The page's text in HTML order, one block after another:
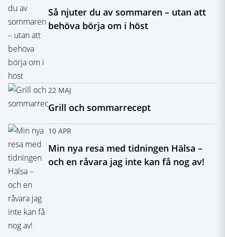
Så njuter du av sommaren – utan att
behöva börja om i höst
22 MAJ
Grill och sommarrecept
10 APR
Min nya resa med tidningen Hälsa –
och en råvara jag inte kan få nog av!